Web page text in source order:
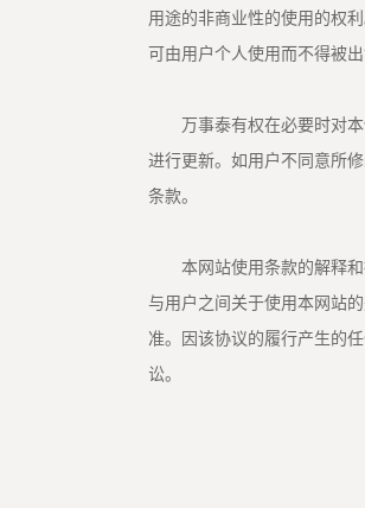
用途的非商业性的使用的权
可由用户个人使用而不得被
万事泰有权在必要时对本
进行更新。如用户不同意所
条款。
本网站使用条款的解释和
与用户之间关于使用本网站
准。因该协议的履行产生的
讼。